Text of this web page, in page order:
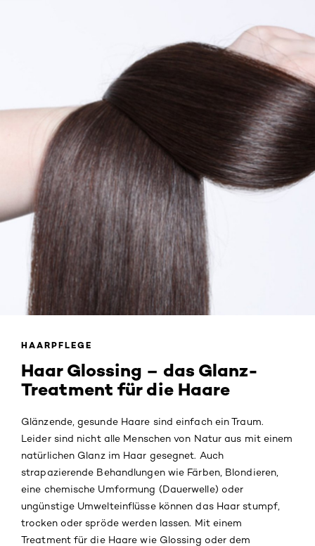
HAARPFLEGE
Haar Glossing – das Glanz-
Treatment für die Haare
Glänzende, gesunde Haare sind einfach ein Traum.
Leider sind nicht alle Menschen von Natur aus mit einem
natürlichen Glanz im Haar gesegnet. Auch
strapazierende Behandlungen wie Färben, Blondieren,
eine chemische Umformung (Dauerwelle) oder
ungünstige Umwelteinflüsse können das Haar stumpf,
trocken oder spröde werden lassen. Mit einem
Treatment für die Haare wie Glossing oder dem